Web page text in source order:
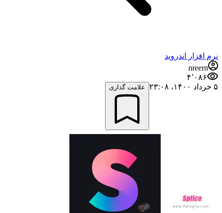
نرم افزار اندروید
nreern
۴٬۰۸۶
۵ خرداد ۱۴۰۰،‏ ۲۳:۰۸
علامت گذاری